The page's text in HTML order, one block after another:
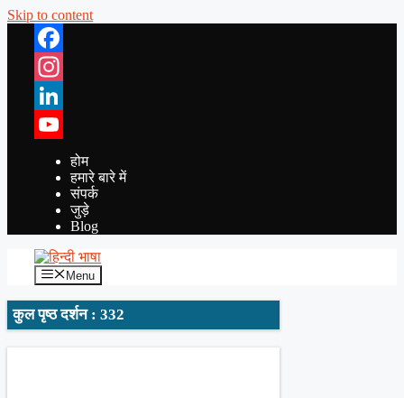
Skip to content
Facebook
Instagram
LinkedIn
YouTube
होम
हमारे बारे में
संपर्क
जुड़े
Blog
Menu
कुल पृष्ठ दर्शन : 332